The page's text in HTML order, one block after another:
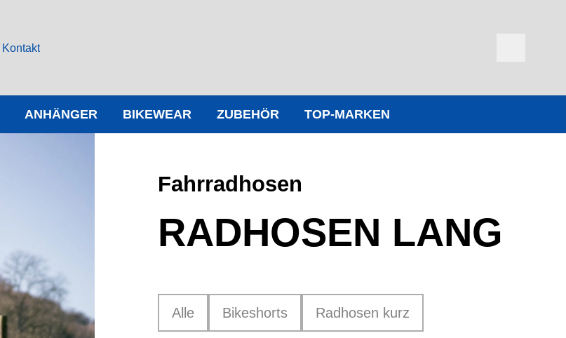
Kontakt
ANHÄNGER BIKEWEAR ZUBEHÖR TOP-MARKEN
Fahrradhosen
RADHOSEN LANG
Alle Bikeshorts Radhosen kurz